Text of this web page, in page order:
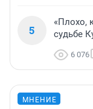
5
«Плохо,
судьбе
6 076
МНЕНИЕ